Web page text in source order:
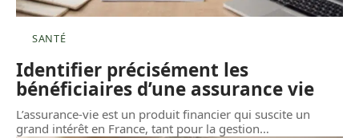
SANTÉ
Identifier précisément les
bénéficiaires d’une assurance vie
L’assurance-vie est un produit financier qui suscite un
grand intérêt en France, tant pour la gestion…